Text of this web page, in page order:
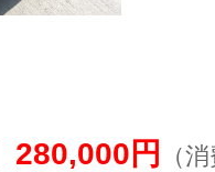
280,000円 （